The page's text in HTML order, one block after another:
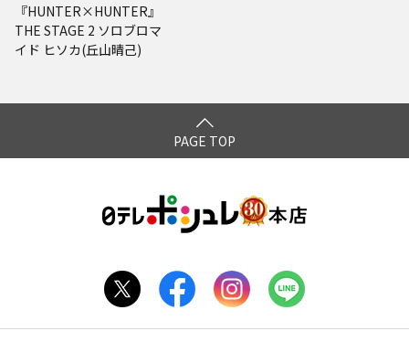
『HUNTER×HUNTER』
THE STAGE 2 ソロブロマ
イド ヒソカ(丘山晴己)
PAGE TOP